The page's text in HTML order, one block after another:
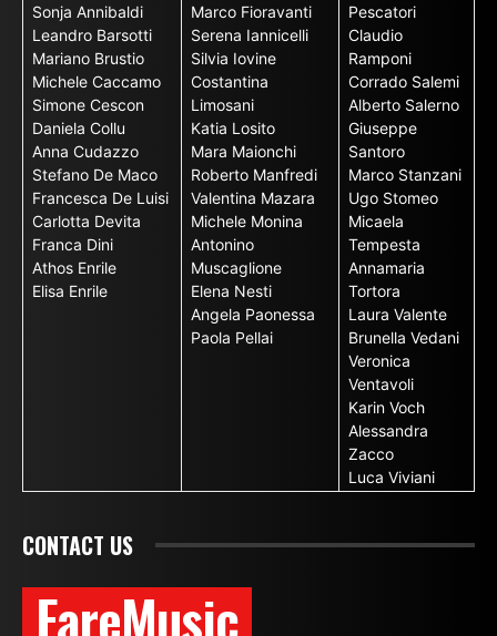
Sonja Annibaldi
Leandro Barsotti
Mariano Brustio
Michele Caccamo
Simone Cescon
Daniela Collu
Anna Cudazzo
Stefano De Maco
Francesca De Luisi
Carlotta Devita
Franca Dini
Athos Enrile
Elisa Enrile
Marco Fioravanti
Serena Iannicelli
Silvia Iovine
Costantina
Limosani
Katia Losito
Mara Maionchi
Roberto Manfredi
Valentina Mazara
Michele Monina
Antonino
Muscaglione
Elena Nesti
Angela Paonessa
Paola Pellai
Pescatori
Claudio
Ramponi
Corrado Salemi
Alberto Salerno
Giuseppe
Santoro
Marco Stanzani
Ugo Stomeo
Micaela
Tempesta
Annamaria
Tortora
Laura Valente
Brunella Vedani
Veronica
Ventavoli
Karin Voch
Alessandra
Zacco
Luca Viviani
CONTACT US
FareMusic